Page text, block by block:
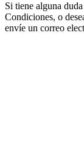
Si tiene alguna
Condiciones, o
envíe un correo